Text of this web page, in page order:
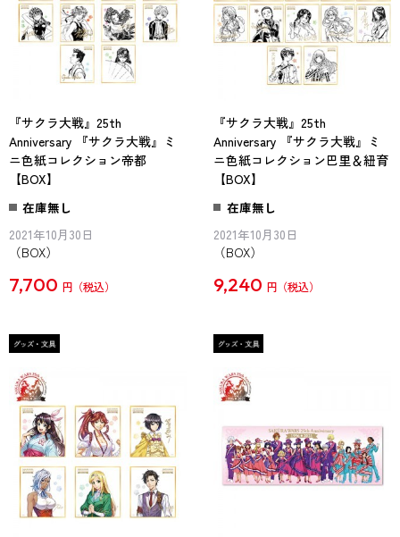
『サクラ大戦』25th
Anniversary 『サクラ大戦』ミ
ニ色紙コレクション帝都
【BOX】
在庫無し
2021年10月30日
（BOX）
7,700 円
『サクラ大戦』25th
Anniversary 『サクラ大戦』ミ
ニ色紙コレクション巴里＆紐育
【BOX】
在庫無し
2021年10月30日
（BOX）
9,240 円